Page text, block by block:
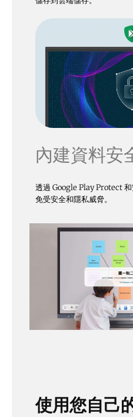
內建資料安
透過 Google Play Protect
免受安全和隱私威脅。
使用您自己